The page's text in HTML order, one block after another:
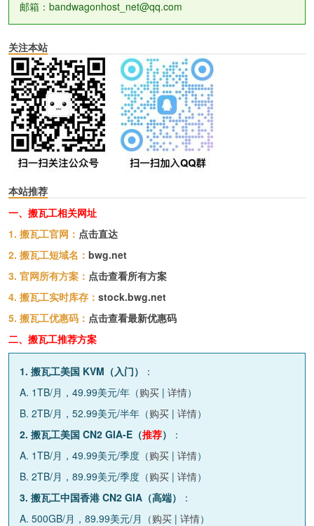
邮箱：bandwagonhost_net@qq.com
关注本站
本站推荐
一、搬瓦工相关网址
1. 搬瓦工官网： 点击直达
2. 搬瓦工短域名： bwg.net
3. 官网所有方案： 点击查看所有方案
4. 搬瓦工实时库存： stock.bwg.net
5. 搬瓦工优惠码： 点击查看最新优惠码
二、搬瓦工推荐方案
1. 搬瓦工美国 KVM（入门）
：
A. 1TB/月，49.99美元/年（购买 | 详情）
B. 2TB/月，52.99美元/半年（购买 | 详情）
2. 搬瓦工美国 CN2 GIA-E（推荐）
：
A. 1TB/月，49.99美元/季度（购买 | 详情）
B. 2TB/月，89.99美元/季度（购买 | 详情）
3. 搬瓦工中国香港 CN2 GIA（高端）
：
A. 500GB/月，89.99美元/月（购买 | 详情）